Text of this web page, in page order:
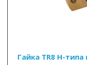
Гайка TR8 Н-